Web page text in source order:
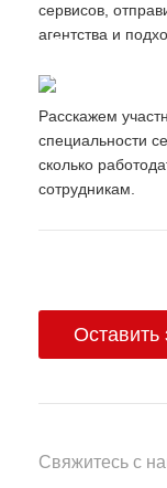
сервисов,
агентства и
Обзор
Расскажем
специальности
сколько
сотрудникам.
Оставить
Свяжитесь с